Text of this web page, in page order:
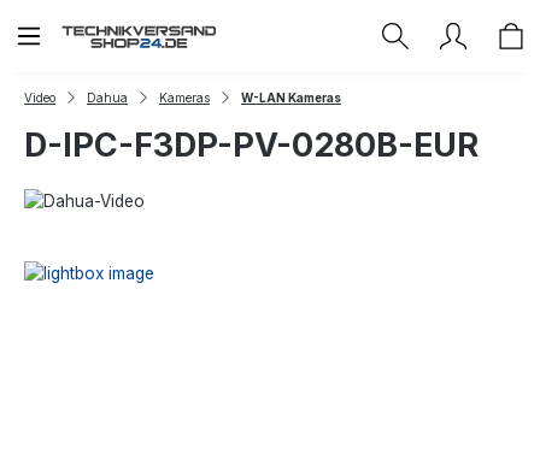
Zum Hauptinhalt springen
Video Dahua Kameras W-LAN Kameras
D-IPC-F3DP-PV-0280B-EUR